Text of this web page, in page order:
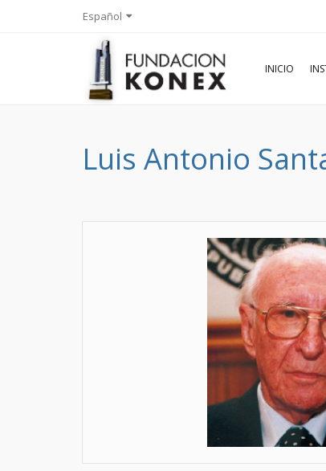
Español
INICIO
Luis Antonio